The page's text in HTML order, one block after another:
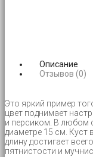
Описание
Отзывов (0)
Это яркий пример
цвет поднимает
и персиком. В любом
диаметре 15 см. Куст
длину достигает
пятнистости и